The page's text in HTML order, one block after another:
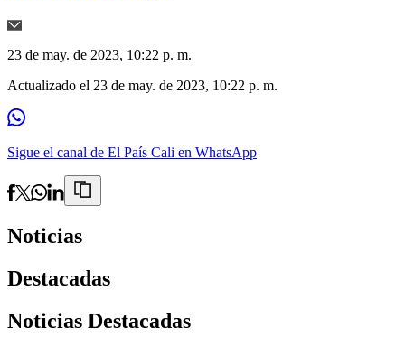
23 de may. de 2023, 10:22 p. m.
Actualizado el 23 de may. de 2023, 10:22 p. m.
Sigue el canal de El País Cali en WhatsApp
Noticias
Destacadas
Noticias Destacadas